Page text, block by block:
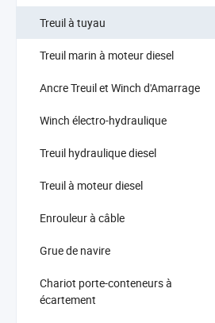
Treuil à tuyau
Treuil marin à moteur diesel
Ancre Treuil et Winch d'Amarrage
Winch électro-hydraulique
Treuil hydraulique diesel
Treuil à moteur diesel
Enrouleur à câble
Grue de navire
Chariot porte-conteneurs à
écartement